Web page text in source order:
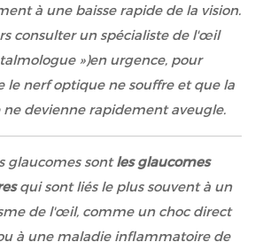
à une baisse rapide de la vision.
consulter un spécialiste de l'œil
»)en urgence, pour
le nerf optique ne souffre et que la
ne devienne rapidement aveugle.
glaucomes sontles glaucomes
qui sont liés le plus souvent à un
de l'œil, comme un choc direct
à une maladie inflammatoire de